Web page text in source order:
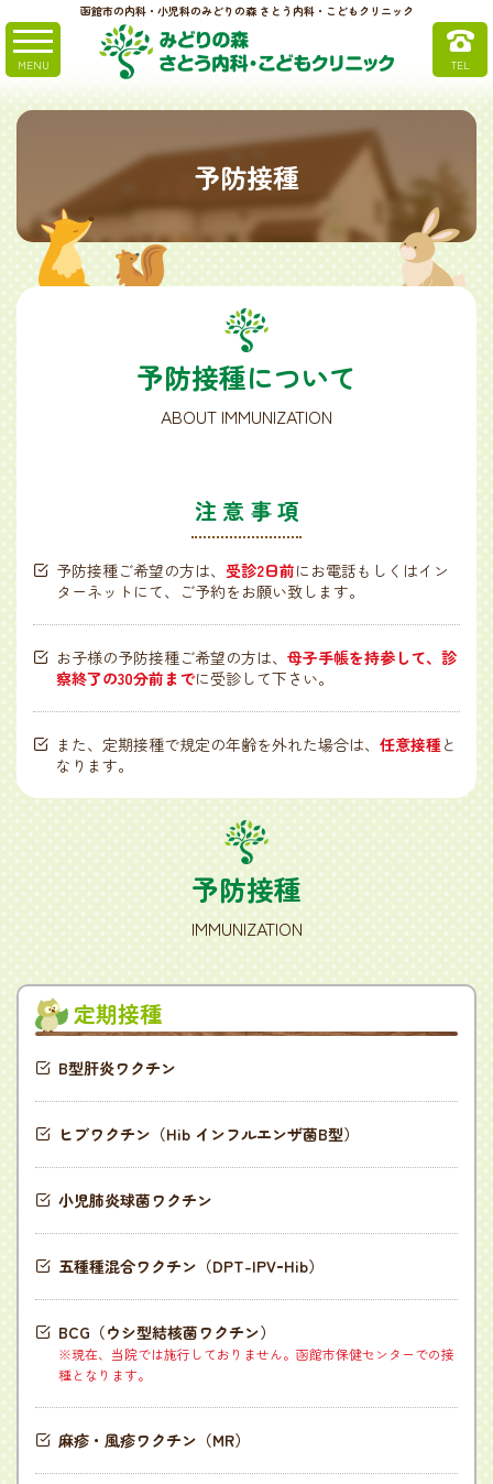
函館市の内科・小児科のみどりの森 さとう内科・こどもクリニック
予防接種
予防接種について
ABOUT IMMUNIZATION
注意事項
予防接種ご希望の方は、 受診2日前にお電話もしくはイン
ターネットにて、ご予約をお願い致します。
お子様の予防接種ご希望の方は、 母子手帳を持参して、診
察終了の30分前までに受診して下さい。
また、定期接種で規定の年齢を外れた場合は、 任意接種と
なります。
予防接種
IMMUNIZATION
定期接種
B型肝炎ワクチン
ヒブワクチン（Hib インフルエンザ菌B型）
小児肺炎球菌ワクチン
五種種混合ワクチン（DPT-IPVｰHib）
BCG（ウシ型結核菌ワクチン）
※現在、当院では施行しておりません。函館市保健センターでの接
種となります。
麻疹・風疹ワクチン（MR）